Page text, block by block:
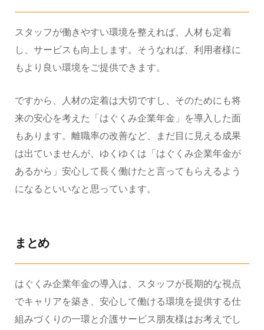
スタッフが働きやすい環境を整えれば、人材も定着
し、サービスも向上します。そうなれば、利用者様に
もより良い環境をご提供できます。
ですから、人材の定着は大切ですし、そのためにも将
来の安心を考えた「はぐくみ企業年金」を導入した面
もあります。離職率の改善など、まだ目に見える成果
は出ていませんが、ゆくゆくは「はぐくみ企業年金が
あるから」安心して長く働けたと言ってもらえるよう
になるといいなと思っています。
まとめ
はぐくみ企業年金の導入は、スタッフが長期的な視点
でキャリアを築き、安心して働ける環境を提供する仕
組みづくりの一環と介護サービス朋友様はお考えでし